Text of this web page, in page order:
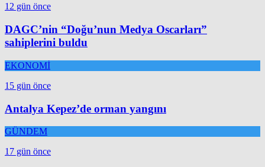
12 gün önce
DAGC’nin “Doğu’nun Medya Oscarları”
sahiplerini buldu
EKONOMİ
15 gün önce
Antalya Kepez’de orman yangını
GÜNDEM
17 gün önce